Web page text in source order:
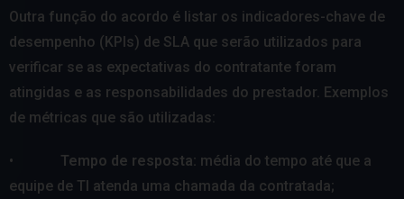
Outra função do acordo é listar os indicadores-chave de
desempenho (KPIs) de SLA que serão utilizados para
verificar se as expectativas do contratante foram
atingidas e as responsabilidades do prestador. Exemplos
de métricas que são utilizadas:
• Tempo de resposta: média do tempo até que a
equipe de TI atenda uma chamada da contratada;